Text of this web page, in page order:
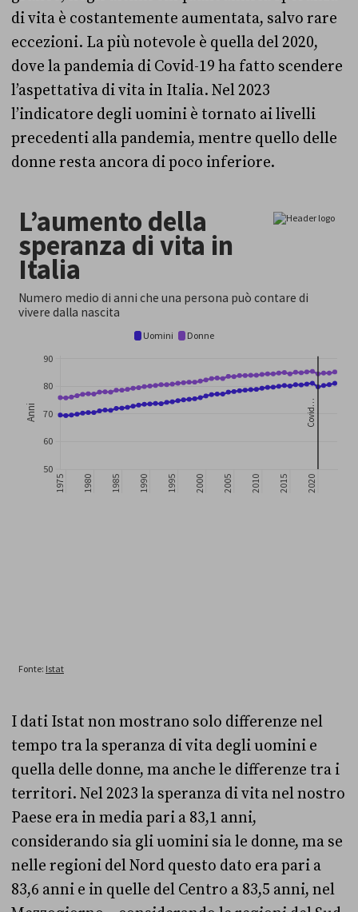
di vita è costantemente aumentata, salvo rare
eccezioni. La più notevole è quella del 2020,
dove la pandemia di Covid-19 ha fatto scendere
l’aspettativa di vita in Italia. Nel 2023
l’indicatore degli uomini è tornato ai livelli
precedenti alla pandemia, mentre quello delle
donne resta ancora di poco inferiore.
I dati Istat non mostrano solo differenze nel
tempo tra la speranza di vita degli uomini e
quella delle donne, ma anche le differenze tra i
territori. Nel 2023 la speranza di vita nel nostro
Paese era in media pari a 83,1 anni,
considerando sia gli uomini sia le donne, ma se
nelle regioni del Nord questo dato era pari a
83,6 anni e in quelle del Centro a 83,5 anni, nel